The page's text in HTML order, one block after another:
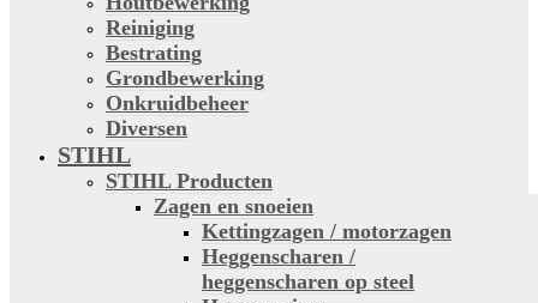
Reiniging
Bestrating
Grondbewerking
Onkruidbeheer
Diversen
STIHL
STIHL Producten
Zagen en snoeien
Kettingzagen / motorzagen
Heggenscharen /
heggenscharen op steel